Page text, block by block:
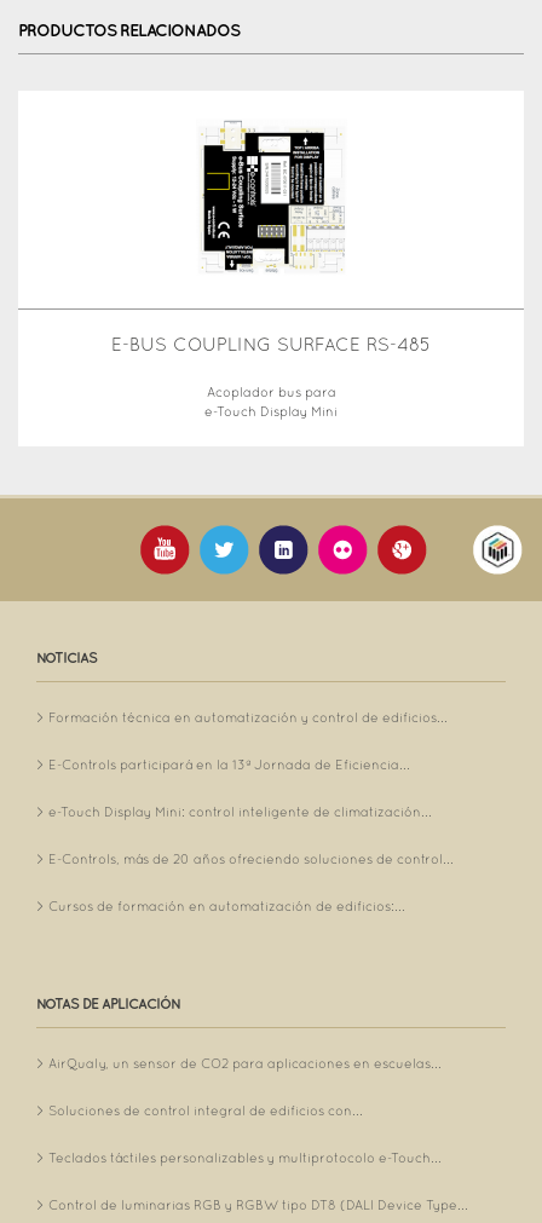
PRODUCTOS RELACIONADOS
E-BUS COUPLING SURFACE RS-485
Acoplador bus para
e-Touch Display Mini
NOTICIAS
Formación técnica en automatización y control de edificios...
E-Controls participará en la 13ª Jornada de Eficiencia...
e-Touch Display Mini: control inteligente de climatización...
E-Controls, más de 20 años ofreciendo soluciones de control...
Cursos de formación en automatización de edificios:...
NOTAS DE APLICACIÓN
AirQualy, un sensor de CO2 para aplicaciones en escuelas...
Soluciones de control integral de edificios con...
Teclados táctiles personalizables y multiprotocolo e-Touch...
Control de luminarias RGB y RGBW tipo DT8 (DALI Device Type...